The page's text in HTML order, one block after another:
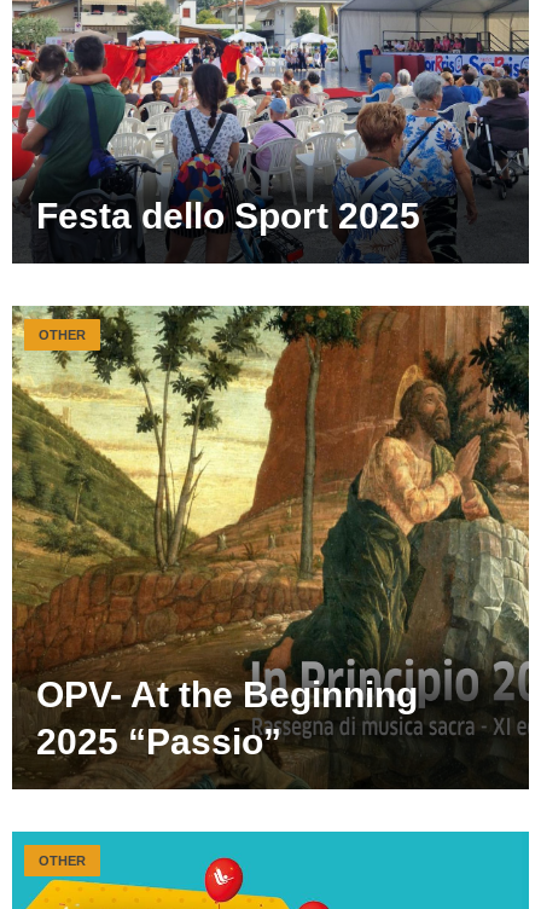
Festa dello Sport 2025
OPV- At the Beginning
2025 “Passio”
OTHER
OTHER